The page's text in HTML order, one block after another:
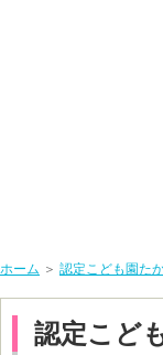
ホーム ＞ 認定こども園た
認定こど